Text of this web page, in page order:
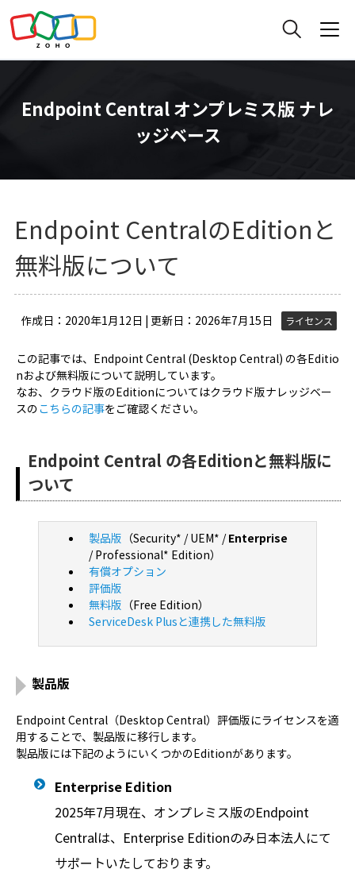
Endpoint Central オンプレミス版 ナレ
ッジベース
Endpoint CentralのEditionと
無料版について
作成日：2020年1月12日 | 更新日：2026年7月15日 ライセンス
この記事では、Endpoint Central (Desktop Central) の各Editio
nおよび無料版について説明しています。
なお、クラウド版のEditionについてはクラウド版ナレッジベー
スのこちらの記事をご確認ください。
Endpoint Central の各Editionと無料版に
ついて
製品版 （Security* / UEM* /Enterprise
/ Professional* Edition）
有償オプション
評価版
無料版 （Free Edition）
ServiceDesk Plusと連携した無料版
製品版
Endpoint Central（Desktop Central）評価版にライセンスを適
用することで、製品版に移行します。
製品版には下記のようにいくつかのEditionがあります。
Enterprise Edition
2025年7月現在、オンプレミス版のEndpoint
Centralは、Enterprise Editionのみ日本法人にて
サポートいたしております。